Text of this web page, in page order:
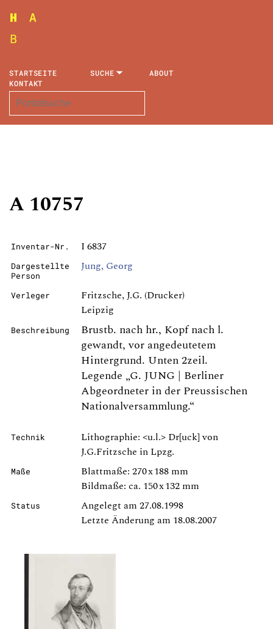
STARTSEITE SUCHE
ABOUT
KONTAKT
A 10757
Inventar-Nr. I 6837
Dargestellte
Person
Jung, Georg
Verleger
Fritzsche, J.G. (Drucker)
Leipzig
Beschreibung
Brustb. nach hr., Kopf nach l.
gewandt, vor angedeutetem
Hintergrund. Unten 2zeil.
Legende „G. JUNG | Berliner
Abgeordneter in der Preussischen
Nationalversammlung.“
Technik
Lithographie: <u.l.> Dr[uck] von
J.G.Fritzsche in Lpzg.
Maße
Blattmaße: 270 x 188 mm
Bildmaße: ca. 150 x 132 mm
Status
Angelegt am 27.08.1998
Letzte Änderung am 18.08.2007